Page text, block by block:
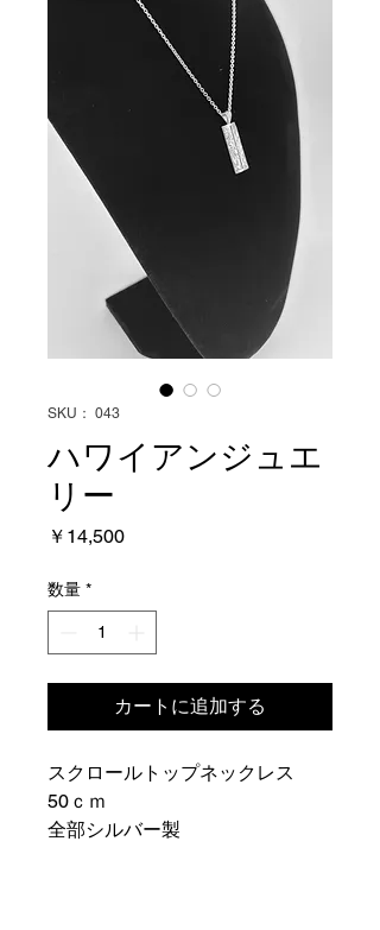
SKU： 043
ハワイアンジュエ
リー
￥14,500価
数量 *
カートに追加する
スクロールトップネックレス
50ｃｍ
全部シルバー製